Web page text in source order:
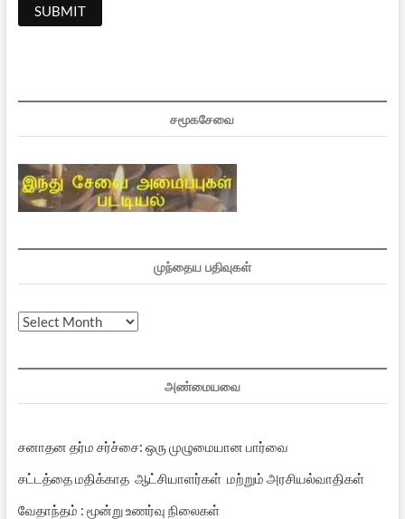
சமூகசேவை
முந்தைய பதிவுகள்
முந்தைய
அண்மையவை
சனாதன தர்ம சர்ச்சை: ஒரு முழுமையான பார்வை
சட்டத்தை மதிக்காத ஆட்சியாளர்கள் மற்றும் அரசியல்வாதிகள்
வேதாந்தம் : மூன்று உணர்வு நிலைகள்